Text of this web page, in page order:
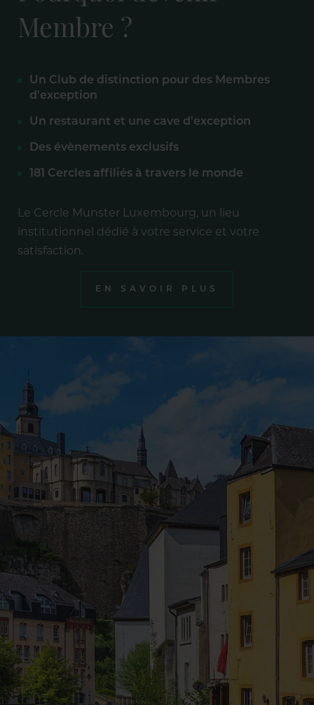
Membre ?
Un Club de distinction pour des Membres
d'exception
Un restaurant et une cave d'exception
Des évènements exclusifs
181 Cercles affiliés à travers le monde
Le Cercle Munster Luxembourg, un lieu
institutionnel dédié à votre service et votre
satisfaction.
EN SAVOIR PLUS